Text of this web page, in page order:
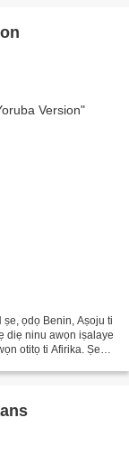
ṣe, ọdọ Benin, Aṣoju ti
diẹ ninu awọn iṣalaye
otitọ ti Afirika. Ṣe